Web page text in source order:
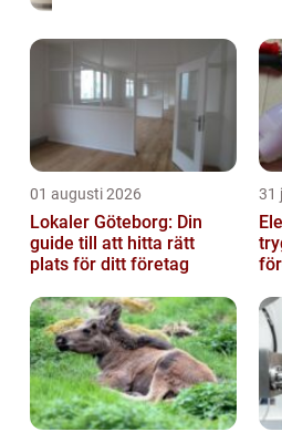
01 augusti 2026
Lokaler Göteborg: Din
guide till att hitta rätt
plats för ditt företag
31